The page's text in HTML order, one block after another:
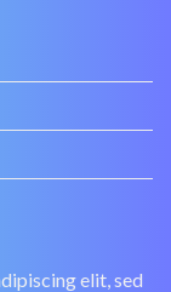
elit, sed